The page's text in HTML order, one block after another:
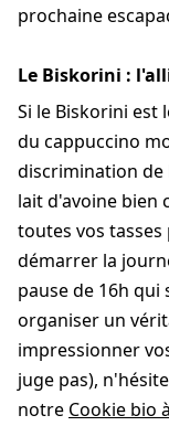
prochaine
Le Biskorini :
Si le Biskorini est
du cappuccino
discrimination de
lait d'avoine bien
toutes vos
démarrer la
pause de 16h qui
organiser un
impressionner
juge pas),
notre Cookie bio